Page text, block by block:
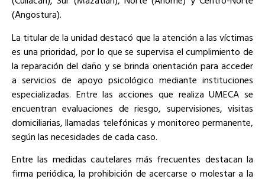
(Angostura).
La titular de la unidad destacó que la atención a las víctimas
es una prioridad, por lo que se supervisa el cumplimiento de
la reparación del daño y se brinda orientación para acceder
a servicios de apoyo psicológico mediante instituciones
especializadas. Entre las acciones que realiza UMECA se
encuentran evaluaciones de riesgo, supervisiones, visitas
domiciliarias, llamadas telefónicas y monitoreo permanente,
según las necesidades de cada caso.
Entre las medidas cautelares más frecuentes destacan la
firma periódica, la prohibición de acercarse o molestar a la